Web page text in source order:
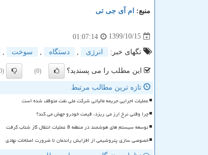
منبع: ام آی جی تی
1399/10/15
01:07:14
تگهای خبر: انرژی دستگاه سوخت
این مطلب را می پسندید؟ (0)
(0)
تازه ترین مطالب مرتبط
عملیات اجرایی جریمه مالیاتی شرکت ملی نفت متوقف شده است
چرا وقتی نرخ ارز می ریزد، قیمت خودرو جهش می کند؟
توسعه سیستم های هوشمند در منطقه 8 عملیات انتقال گاز شتاب گرفت
خصوصی سازی پتروشیمی از افزایش راندمان تا ضرورت اصلاحات نهادی